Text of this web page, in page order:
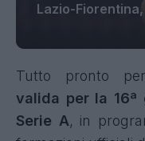
Lazio-
Tutto pronto
valida per la 16ª
Serie A, in